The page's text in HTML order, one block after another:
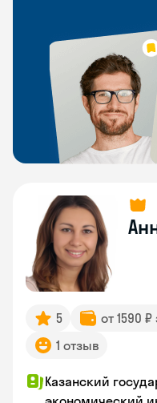
5 от 1590
1 отзыв
Казанский